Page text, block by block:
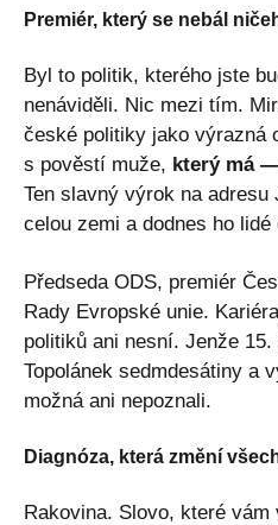
Premiér, který se nebál
Byl to politik, kterého jste
nenáviděli. Nic mezi tím.
české politiky jako výrazná
s pověstí muže, který má
Ten slavný výrok na adresu
celou zemi a dodnes ho lidé
Předseda ODS, premiér
Rady Evropské unie.
politiků ani nesní. Jenže
Topolánek sedmdesátiny a
možná ani nepoznali.
Diagnóza, která změní
Rakovina. Slovo, které